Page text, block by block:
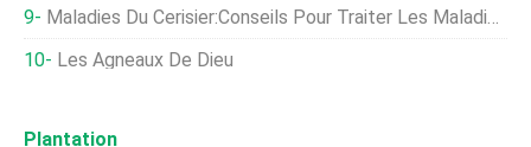
Maladies Du Cerisier:Conseils Pour Traiter Les Maladies Du Cerisier
Les Agneaux De Dieu
Plantation